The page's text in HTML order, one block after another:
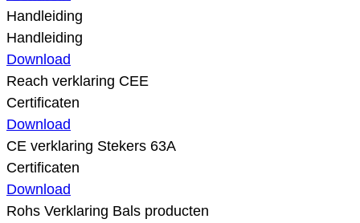
Handleiding
Handleiding
Download
Reach verklaring CEE
Certificaten
Download
CE verklaring Stekers 63A
Certificaten
Download
Rohs Verklaring Bals producten